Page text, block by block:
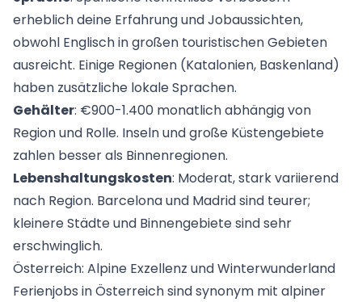
erheblich deine Erfahrung und Jobaussichten,
obwohl Englisch in großen touristischen Gebieten
ausreicht. Einige Regionen (Katalonien, Baskenland)
haben zusätzliche lokale Sprachen.
Gehälter: €900-1.400 monatlich abhängig von
Region und Rolle. Inseln und große Küstengebiete
zahlen besser als Binnenregionen.
Lebenshaltungskosten: Moderat, stark variierend
nach Region. Barcelona und Madrid sind teurer;
kleinere Städte und Binnengebiete sind sehr
erschwinglich.
Österreich: Alpine Exzellenz und Winterwunderland
Ferienjobs inÖsterreichsind synonym mit alpiner